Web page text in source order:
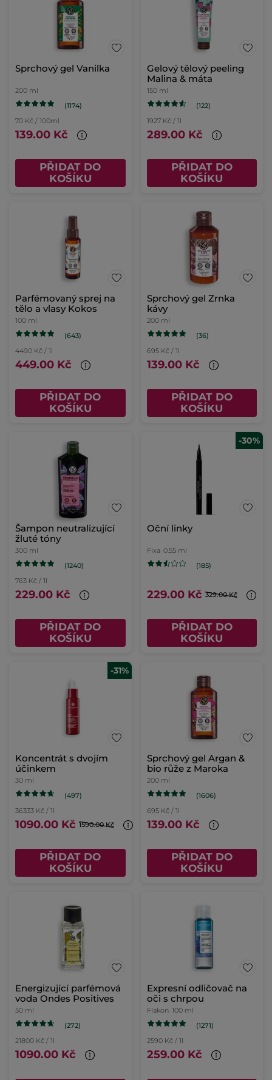
Sprchový gel Vanilka
200 ml
(1174)
70 Kč / 100ml
139.00 Kč
PŘIDAT DO
KOŠÍKU
Gelový tělový peeling
Malina & máta
150 ml
(122)
1927 Kč / 1l
289.00 Kč
PŘIDAT DO
KOŠÍKU
Parfémovaný sprej na
tělo a vlasy Kokos
100 ml
(643)
4490 Kč / 1l
449.00 Kč
PŘIDAT DO
KOŠÍKU
Sprchový gel Zrnka
kávy
200 ml
(36)
695 Kč / 1l
139.00 Kč
PŘIDAT DO
KOŠÍKU
Šampon neutralizující
žluté tóny
300 ml
(1240)
763 Kč / 1l
229.00 Kč
PŘIDAT DO
KOŠÍKU
-30%
Oční linky
Fixa 0.55 ml
(185)
229.00 Kč 329.00 Kč
PŘIDAT DO
KOŠÍKU
-31%
Koncentrát s dvojím
účinkem
30 ml
(497)
36333 Kč / 1l
1090.00 Kč 1590.00 Kč
PŘIDAT DO
KOŠÍKU
Sprchový gel Argan &
bio růže z Maroka
200 ml
(1606)
695 Kč / 1l
139.00 Kč
PŘIDAT DO
KOŠÍKU
Energizující parfémová
voda Ondes Positives
50 ml
(272)
21800 Kč / 1l
1090.00 Kč
Expresní odličovač na
oči s chrpou
Flakon 100 ml
(1271)
2590 Kč / 1l
259.00 Kč